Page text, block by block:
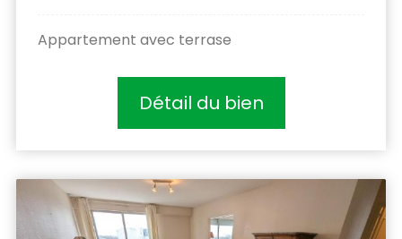
Appartement avec terrase
Détail du bien